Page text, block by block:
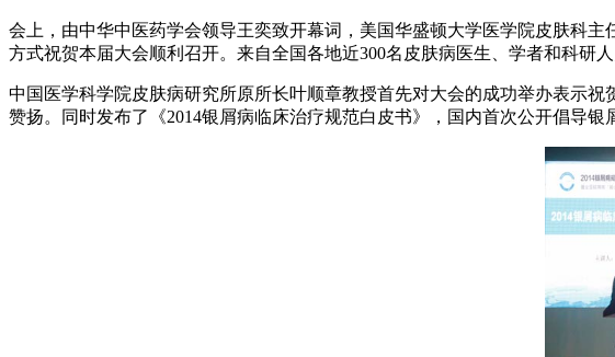
会上，由中华中医药学会领导王奕致开幕词，美国华盛顿大学医学院皮肤科
方式祝贺本届大会顺利召开。来自全国各地近300名皮肤病医生、学者和科研
中国医学科学院皮肤病研究所原所长叶顺章教授首先对大会的成功举办表示
赞扬。同时发布了《2014银屑病临床治疗规范白皮书》，国内首次公开倡导